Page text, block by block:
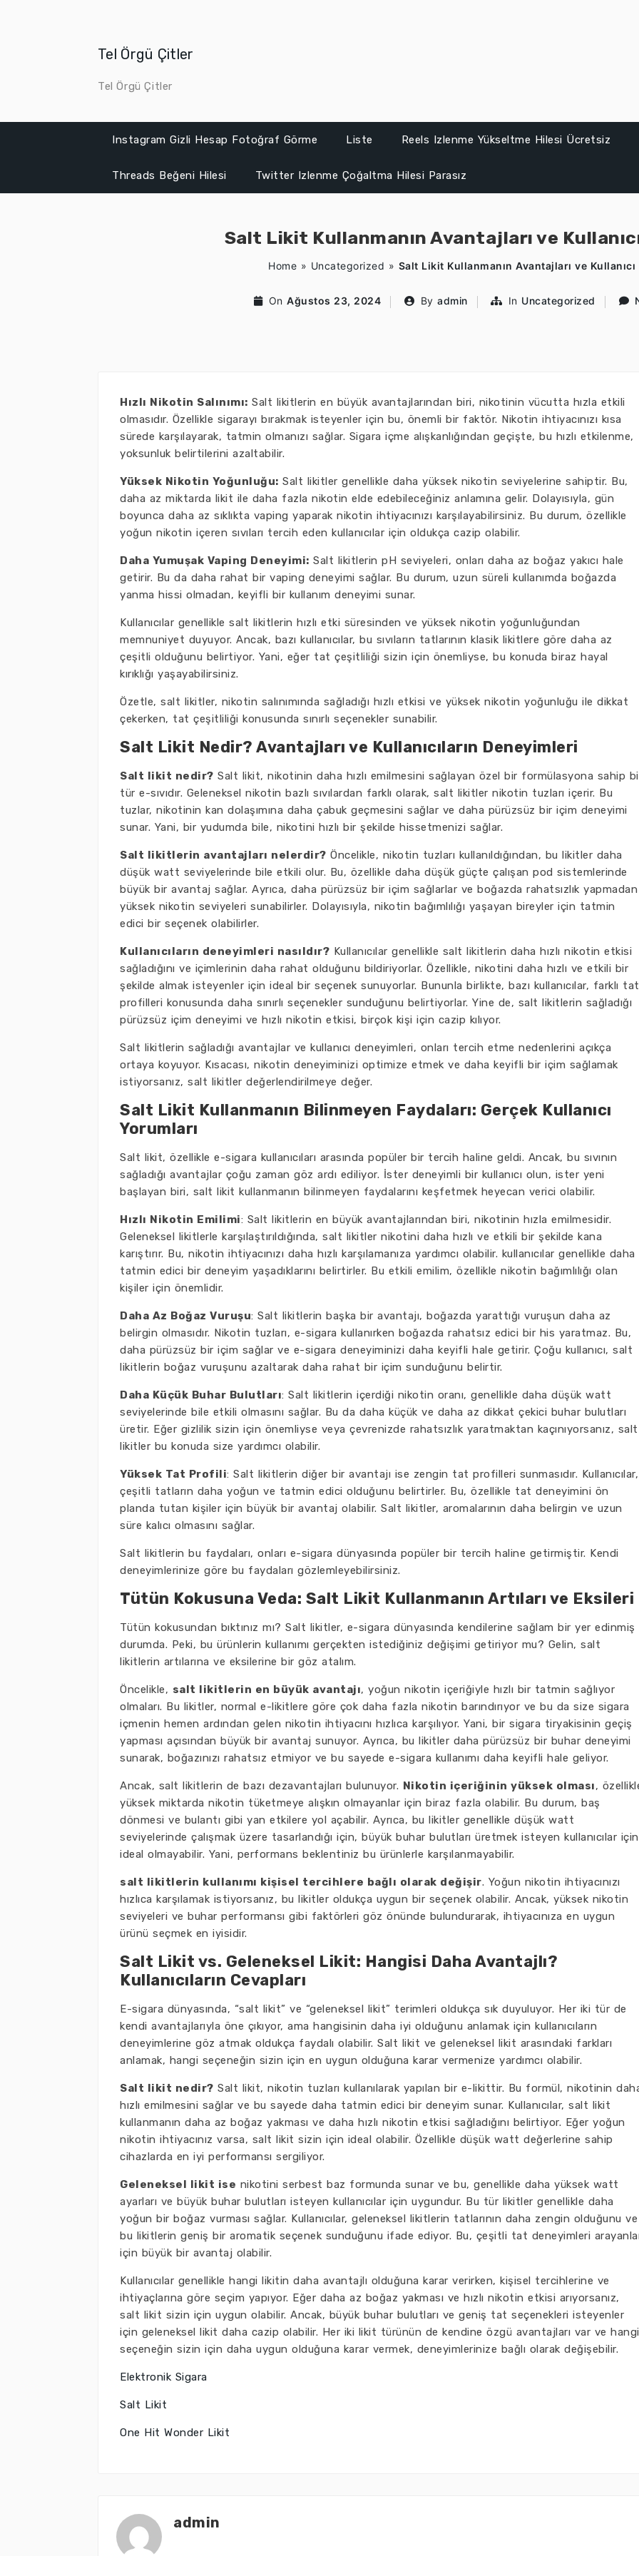
Tel Örgü Çitler
Tel Örgü Çitler
Instagram Gizli Hesap Fotoğraf Görme Liste Reels Izlenme Yükseltme Hilesi Ücretsiz
Threads Beğeni Hilesi Twitter Izlenme Çoğaltma Hilesi Parasız
Salt Likit Kullanmanın Avantajları ve
Home » Uncategorized » Salt Likit Kullanmanın Avantajları ve Kullanıcı
On Ağustos 23, 2024 By admin In Uncategorized
Hızlı Nikotin Salınımı: Salt likitlerin en büyük avantajlarından biri, nikotinin vücutta hızla etkili
olmasıdır. Özellikle sigarayı bırakmak isteyenler için bu, önemli bir faktör. Nikotin ihtiyacınızı kısa
sürede karşılayarak, tatmin olmanızı sağlar. Sigara içme alışkanlığından geçişte, bu hızlı etkilenme,
yoksunluk belirtilerini azaltabilir.
Yüksek Nikotin Yoğunluğu: Salt likitler genellikle daha yüksek nikotin seviyelerine sahiptir. Bu,
daha az miktarda likit ile daha fazla nikotin elde edebileceğiniz anlamına gelir. Dolayısıyla, gün
boyunca daha az sıklıkta vaping yaparak nikotin ihtiyacınızı karşılayabilirsiniz. Bu durum, özellikle
yoğun nikotin içeren sıvıları tercih eden kullanıcılar için oldukça cazip olabilir.
Daha Yumuşak Vaping Deneyimi: Salt likitlerin pH seviyeleri, onları daha az boğaz yakıcı hale
getirir. Bu da daha rahat bir vaping deneyimi sağlar. Bu durum, uzun süreli kullanımda boğazda
yanma hissi olmadan, keyifli bir kullanım deneyimi sunar.
Kullanıcılar genellikle salt likitlerin hızlı etki süresinden ve yüksek nikotin yoğunluğundan
memnuniyet duyuyor. Ancak, bazı kullanıcılar, bu sıvıların tatlarının klasik likitlere göre daha az
çeşitli olduğunu belirtiyor. Yani, eğer tat çeşitliliği sizin için önemliyse, bu konuda biraz hayal
kırıklığı yaşayabilirsiniz.
Özetle, salt likitler, nikotin salınımında sağladığı hızlı etkisi ve yüksek nikotin yoğunluğu ile dikkat
çekerken, tat çeşitliliği konusunda sınırlı seçenekler sunabilir.
Salt Likit Nedir? Avantajları ve Kullanıcıların Deneyimleri
Salt likit nedir? Salt likit, nikotinin daha hızlı emilmesini sağlayan özel bir formülasyona sahip
tür e-sıvıdır. Geleneksel nikotin bazlı sıvılardan farklı olarak, salt likitler nikotin tuzları içerir. Bu
tuzlar, nikotinin kan dolaşımına daha çabuk geçmesini sağlar ve daha pürüzsüz bir içim deneyimi
sunar. Yani, bir yudumda bile, nikotini hızlı bir şekilde hissetmenizi sağlar.
Salt likitlerin avantajları nelerdir? Öncelikle, nikotin tuzları kullanıldığından, bu likitler daha
düşük watt seviyelerinde bile etkili olur. Bu, özellikle daha düşük güçte çalışan pod sistemlerinde
büyük bir avantaj sağlar. Ayrıca, daha pürüzsüz bir içim sağlarlar ve boğazda rahatsızlık yapmadan
yüksek nikotin seviyeleri sunabilirler. Dolayısıyla, nikotin bağımlılığı yaşayan bireyler için tatmin
edici bir seçenek olabilirler.
Kullanıcıların deneyimleri nasıldır? Kullanıcılar genellikle salt likitlerin daha hızlı nikotin etkisi
sağladığını ve içimlerinin daha rahat olduğunu bildiriyorlar. Özellikle, nikotini daha hızlı ve etkili bir
şekilde almak isteyenler için ideal bir seçenek sunuyorlar. Bununla birlikte, bazı kullanıcılar, farklı tat
profilleri konusunda daha sınırlı seçenekler sunduğunu belirtiyorlar. Yine de, salt likitlerin sağladığı
pürüzsüz içim deneyimi ve hızlı nikotin etkisi, birçok kişi için cazip kılıyor.
Salt likitlerin sağladığı avantajlar ve kullanıcı deneyimleri, onları tercih etme nedenlerini açıkça
ortaya koyuyor. Kısacası, nikotin deneyiminizi optimize etmek ve daha keyifli bir içim sağlamak
istiyorsanız, salt likitler değerlendirilmeye değer.
Salt Likit Kullanmanın Bilinmeyen Faydaları: Gerçek Kullanıcı
Yorumları
Salt likit, özellikle e-sigara kullanıcıları arasında popüler bir tercih haline geldi. Ancak, bu sıvının
sağladığı avantajlar çoğu zaman göz ardı ediliyor. İster deneyimli bir kullanıcı olun, ister yeni
başlayan biri, salt likit kullanmanın bilinmeyen faydalarını keşfetmek heyecan verici olabilir.
Hızlı Nikotin Emilimi: Salt likitlerin en büyük avantajlarından biri, nikotinin hızla emilmesidir.
Geleneksel likitlerle karşılaştırıldığında, salt likitler nikotini daha hızlı ve etkili bir şekilde kana
karıştırır. Bu, nikotin ihtiyacınızı daha hızlı karşılamanıza yardımcı olabilir. kullanıcılar genellikle daha
tatmin edici bir deneyim yaşadıklarını belirtirler. Bu etkili emilim, özellikle nikotin bağımlılığı olan
kişiler için önemlidir.
Daha Az Boğaz Vuruşu: Salt likitlerin başka bir avantajı, boğazda yarattığı vuruşun daha az
belirgin olmasıdır. Nikotin tuzları, e-sigara kullanırken boğazda rahatsız edici bir his yaratmaz. Bu,
daha pürüzsüz bir içim sağlar ve e-sigara deneyiminizi daha keyifli hale getirir. Çoğu kullanıcı, salt
likitlerin boğaz vuruşunu azaltarak daha rahat bir içim sunduğunu belirtir.
Daha Küçük Buhar Bulutları: Salt likitlerin içerdiği nikotin oranı, genellikle daha düşük watt
seviyelerinde bile etkili olmasını sağlar. Bu da daha küçük ve daha az dikkat çekici buhar bulutları
üretir. Eğer gizlilik sizin için önemliyse veya çevrenizde rahatsızlık yaratmaktan kaçınıyorsanız, salt
likitler bu konuda size yardımcı olabilir.
Yüksek Tat Profili: Salt likitlerin diğer bir avantajı ise zengin tat profilleri sunmasıdır. Kullanıcılar,
çeşitli tatların daha yoğun ve tatmin edici olduğunu belirtirler. Bu, özellikle tat deneyimini ön
planda tutan kişiler için büyük bir avantaj olabilir. Salt likitler, aromalarının daha belirgin ve uzun
süre kalıcı olmasını sağlar.
Salt likitlerin bu faydaları, onları e-sigara dünyasında popüler bir tercih haline getirmiştir. Kendi
deneyimlerinize göre bu faydaları gözlemleyebilirsiniz.
Tütün Kokusuna Veda: Salt Likit Kullanmanın Artıları ve Eksileri
Tütün kokusundan bıktınız mı? Salt likitler, e-sigara dünyasında kendilerine sağlam bir yer edinmiş
durumda. Peki, bu ürünlerin kullanımı gerçekten istediğiniz değişimi getiriyor mu? Gelin, salt
likitlerin artılarına ve eksilerine bir göz atalım.
Öncelikle, salt likitlerin en büyük avantajı, yoğun nikotin içeriğiyle hızlı bir tatmin sağlıyor
olmaları. Bu likitler, normal e-likitlere göre çok daha fazla nikotin barındırıyor ve bu da size sigara
içmenin hemen ardından gelen nikotin ihtiyacını hızlıca karşılıyor. Yani, bir sigara tiryakisinin geçiş
yapması açısından büyük bir avantaj sunuyor. Ayrıca, bu likitler daha pürüzsüz bir buhar deneyimi
sunarak, boğazınızı rahatsız etmiyor ve bu sayede e-sigara kullanımı daha keyifli hale geliyor.
Ancak, salt likitlerin de bazı dezavantajları bulunuyor. Nikotin içeriğinin yüksek olması,
yüksek miktarda nikotin tüketmeye alışkın olmayanlar için biraz fazla olabilir. Bu durum, baş
dönmesi ve bulantı gibi yan etkilere yol açabilir. Ayrıca, bu likitler genellikle düşük watt
seviyelerinde çalışmak üzere tasarlandığı için, büyük buhar bulutları üretmek isteyen kullanıcılar için
ideal olmayabilir. Yani, performans beklentiniz bu ürünlerle karşılanmayabilir.
salt likitlerin kullanımı kişisel tercihlere bağlı olarak değişir. Yoğun nikotin ihtiyacınızı
hızlıca karşılamak istiyorsanız, bu likitler oldukça uygun bir seçenek olabilir. Ancak, yüksek nikotin
seviyeleri ve buhar performansı gibi faktörleri göz önünde bulundurarak, ihtiyacınıza en uygun
ürünü seçmek en iyisidir.
Salt Likit vs. Geleneksel Likit: Hangisi Daha Avantajlı?
Kullanıcıların Cevapları
E-sigara dünyasında, “salt likit” ve “geleneksel likit” terimleri oldukça sık duyuluyor. Her iki tür de
kendi avantajlarıyla öne çıkıyor, ama hangisinin daha iyi olduğunu anlamak için kullanıcıların
deneyimlerine göz atmak oldukça faydalı olabilir. Salt likit ve geleneksel likit arasındaki farkları
anlamak, hangi seçeneğin sizin için en uygun olduğuna karar vermenize yardımcı olabilir.
Salt likit nedir? Salt likit, nikotin tuzları kullanılarak yapılan bir e-likittir. Bu formül, nikotinin
hızlı emilmesini sağlar ve bu sayede daha tatmin edici bir deneyim sunar. Kullanıcılar, salt likit
kullanmanın daha az boğaz yakması ve daha hızlı nikotin etkisi sağladığını belirtiyor. Eğer yoğun
nikotin ihtiyacınız varsa, salt likit sizin için ideal olabilir. Özellikle düşük watt değerlerine sahip
cihazlarda en iyi performansı sergiliyor.
Geleneksel likit ise nikotini serbest baz formunda sunar ve bu, genellikle daha yüksek watt
ayarları ve büyük buhar bulutları isteyen kullanıcılar için uygundur. Bu tür likitler genellikle daha
yoğun bir boğaz vurması sağlar. Kullanıcılar, geleneksel likitlerin tatlarının daha zengin olduğunu ve
bu likitlerin geniş bir aromatik seçenek sunduğunu ifade ediyor. Bu, çeşitli tat deneyimleri
için büyük bir avantaj olabilir.
Kullanıcılar genellikle hangi likitin daha avantajlı olduğuna karar verirken, kişisel tercihlerine ve
ihtiyaçlarına göre seçim yapıyor. Eğer daha az boğaz yakması ve hızlı nikotin etkisi arıyorsanız,
salt likit sizin için uygun olabilir. Ancak, büyük buhar bulutları ve geniş tat seçenekleri isteyenler
için geleneksel likit daha cazip olabilir. Her iki likit türünün de kendine özgü avantajları var ve hangi
seçeneğin sizin için daha uygun olduğuna karar vermek, deneyimlerinize bağlı olarak değişebilir.
Elektronik Sigara
Salt Likit
One Hit Wonder Likit
admin